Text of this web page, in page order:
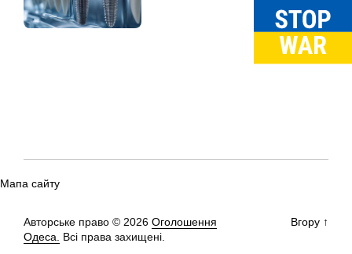
Мапа сайту
Авторське право © 2026 Оголошення
Одеса. Всі права захищені.
Вгору ↑